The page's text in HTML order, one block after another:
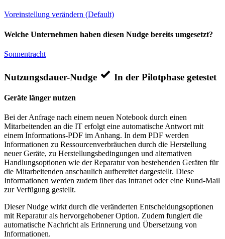
Voreinstellung verändern (Default)
Welche Unternehmen haben diesen Nudge bereits umgesetzt?
Sonnentracht
Nutzungsdauer-Nudge In der Pilotphase getestet
Geräte länger nutzen
Bei der Anfrage nach einem neuen Notebook durch einen
Mitarbeitenden an die IT erfolgt eine automatische Antwort mit
einem Informations-PDF im Anhang. In dem PDF werden
Informationen zu Ressourcenverbräuchen durch die Herstellung
neuer Geräte, zu Herstellungsbedingungen und alternativen
Handlungsoptionen wie der Reparatur von bestehenden Geräten für
die Mitarbeitenden anschaulich aufbereitet dargestellt. Diese
Informationen werden zudem über das Intranet oder eine Rund-Mail
zur Verfügung gestellt.
Dieser Nudge wirkt durch die veränderten Entscheidungsoptionen
mit Reparatur als hervorgehobener Option. Zudem fungiert die
automatische Nachricht als Erinnerung und Übersetzung von
Informationen.